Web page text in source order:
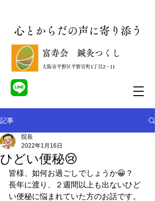
心とからだの声に寄り添う
​富寿会 鍼灸つくし
​大阪市平野区平野宮町1丁目2－11
記事
ひどい便秘😢
院長
2022年1月16日
皆様、如何お過ごしでしょうか😀？
長年に渡り、２週間以上も出ないひど
い便秘に悩まれていた方のお話です。